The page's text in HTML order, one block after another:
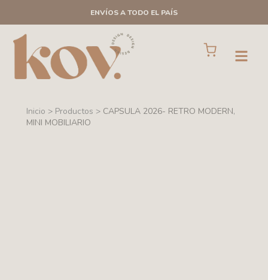
al
contenido
ENVÍOS A TODO EL PAÍS
Open
Cart
Inicio > Productos > CAPSULA 2026- RETRO MODERN,
MINI MOBILIARIO